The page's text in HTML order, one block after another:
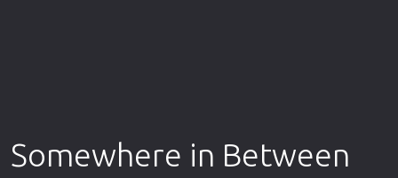
Somewhere in Between